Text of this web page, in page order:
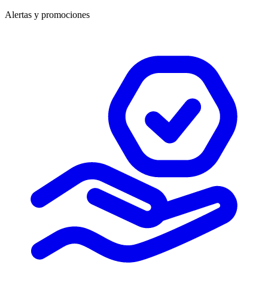
Alertas y promociones